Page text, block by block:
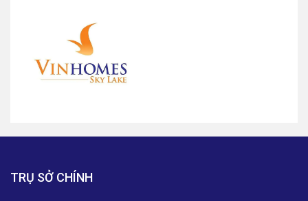
TRỤ SỞ CHÍNH